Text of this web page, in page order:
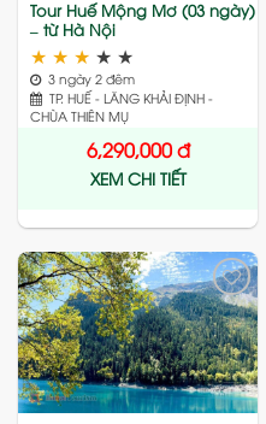
Tour Huế Mộng Mơ (03 ngày)
– từ Hà Nội
★ ★ ★ ★ ★
3 ngày 2 đêm
TP. HUẾ - LĂNG KHẢI ĐỊNH -
CHÙA THIÊN MỤ
6,290,000đ
XEM CHI TIẾT
Add
to
wishlist